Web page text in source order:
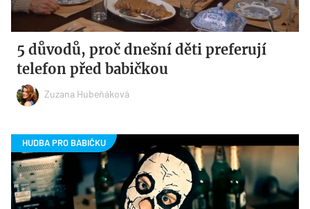
5 důvodů, proč dnešní děti preferují
telefon před babičkou
Zuzana Hubeňáková